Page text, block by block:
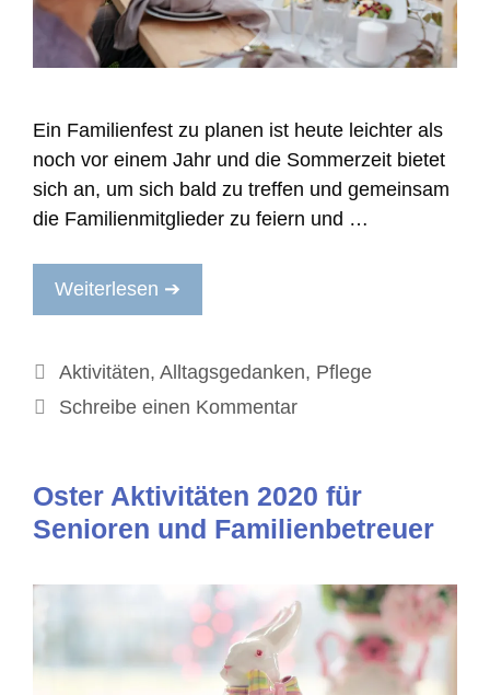
Ein Familienfest zu planen ist heute leichter als
noch vor einem Jahr und die Sommerzeit bietet
sich an, um sich bald zu treffen und gemeinsam
die Familienmitglieder zu feiern und …
Weiterlesen ➔
Kategorien
Aktivitäten, Alltagsgedanken, Pflege
Schreibe einen Kommentar
Oster Aktivitäten 2020 für
Senioren und Familienbetreuer